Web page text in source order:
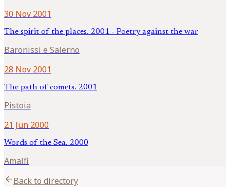
30 Nov 2001
The spirit of the places. 2001 - Poetry against the war
Baronissi e Salerno
28 Nov 2001
The path of comets. 2001
Pistoia
21 Jun 2000
Words of the Sea. 2000
Amalfi
arrow_backBack to directory